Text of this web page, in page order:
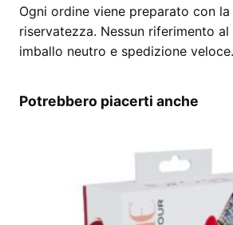
Ogni ordine viene preparato con la
riservatezza. Nessun riferimento
imballo neutro e spedizione veloce.
Potrebbero piacerti anche